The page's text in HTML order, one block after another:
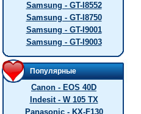
Samsung - GT-I8552
Samsung - GT-I8750
Samsung - GT-I9001
Samsung - GT-I9003
Популярные
Canon - EOS 40D
Indesit - W 105 TX
Panasonic - KX-F130